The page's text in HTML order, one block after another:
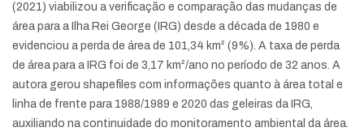
(2021) viabilizou a verificação e comparação das mudanças de
área para a Ilha Rei George (IRG) desde a década de 1980 e
evidenciou a perda de área de 101,34 km² (9%). A taxa de perda
de área para a IRG foi de 3,17 km²/ano no período de 32 anos. A
autora gerou shapefiles com informações quanto à área total e
linha de frente para 1988/1989 e 2020 das geleiras da IRG,
auxiliando na continuidade do monitoramento ambiental da área.